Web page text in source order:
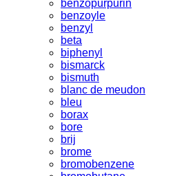
benzopurpurin
benzoyle
benzyl
beta
biphenyl
bismarck
bismuth
blanc de meudon
bleu
borax
bore
brij
brome
bromobenzene